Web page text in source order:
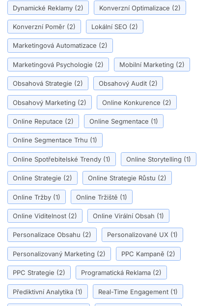
Dynamické Reklamy (2) Konverzní Optimalizace (2)
Konverzní Poměr (2) Lokální SEO (2)
Marketingová Automatizace (2)
Marketingová Psychologie (2) Mobilní Marketing (2)
Obsahová Strategie (2) Obsahový Audit (2)
Obsahový Marketing (2) Online Konkurence (2)
Online Reputace (2) Online Segmentace (1)
Online Segmentace Trhu (1)
Online Spotřebitelské Trendy (1) Online Storytelling (1)
Online Strategie (2) Online Strategie Růstu (2)
Online Tržby (1) Online Tržiště (1)
Online Viditelnost (2) Online Virální Obsah (1)
Personalizace Obsahu (2) Personalizované UX (1)
Personalizovaný Marketing (2) PPC Kampaně (2)
PPC Strategie (2) Programatická Reklama (2)
Přediktivní Analytika (1) Real-Time Engagement (1)